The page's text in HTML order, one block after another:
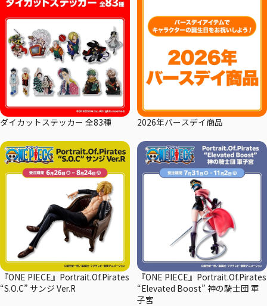
ダイカットステッカー 全83種 2026年バースデイ商品
『ONE PIECE』Portrait.Of.Pirates
“S.O.C” サンジ Ver.R
『ONE PIECE』Portrait.Of.Pirates
“Elevated Boost” 神の騎士団 軍
子宮